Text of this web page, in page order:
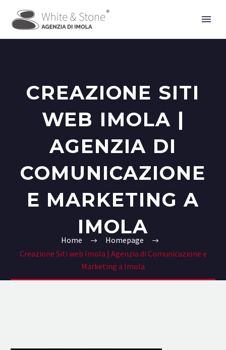
CREAZIONE SITI
WEB IMOLA |
AGENZIA DI
COMUNICAZIONE
E MARKETING A
IMOLA
Home
Homepage
Creazione Siti web Imola | Agenzia di Comunicazione e
Marketing a Imola